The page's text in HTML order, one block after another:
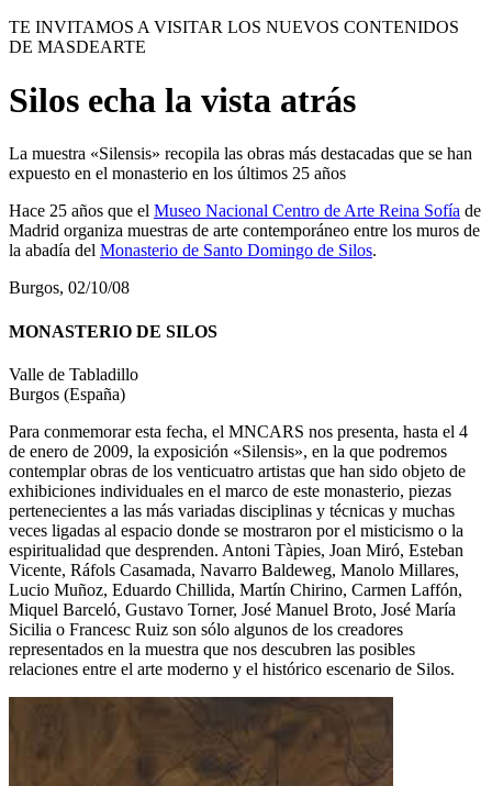
TE INVITAMOS A VISITAR LOS NUEVOS CONTENIDOS
DE MASDEARTE
Silos echa la vista atrás
La muestra «Silensis» recopila las obras más destacadas que se han
expuesto en el monasterio en los últimos 25 años
Hace 25 años que el Museo Nacional Centro de Arte Reina Sofía de
Madrid organiza muestras de arte contemporáneo entre los muros de
la abadía del Monasterio de Santo Domingo de Silos.
Burgos, 02/10/08
MONASTERIO DE SILOS
Valle de Tabladillo
Burgos (España)
Para conmemorar esta fecha, el MNCARS nos presenta, hasta el 4
de enero de 2009, la exposición «Silensis», en la que podremos
contemplar obras de los venticuatro artistas que han sido objeto de
exhibiciones individuales en el marco de este monasterio, piezas
pertenecientes a las más variadas disciplinas y técnicas y muchas
veces ligadas al espacio donde se mostraron por el misticismo o la
espiritualidad que desprenden. Antoni Tàpies, Joan Miró, Esteban
Vicente, Ráfols Casamada, Navarro Baldeweg, Manolo Millares,
Lucio Muñoz, Eduardo Chillida, Martín Chirino, Carmen Laffón,
Miquel Barceló, Gustavo Torner, José Manuel Broto, José María
Sicilia o Francesc Ruiz son sólo algunos de los creadores
representados en la muestra que nos descubren las posibles
relaciones entre el arte moderno y el histórico escenario de Silos.